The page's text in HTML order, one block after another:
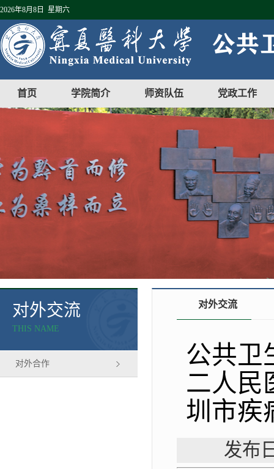
2026年8月8日 星期六
首页 学院简介 师资队伍 党政工作
对外交流
THIS NAME
对外合作
对外交流
公共卫
二人民
圳市疾
发布